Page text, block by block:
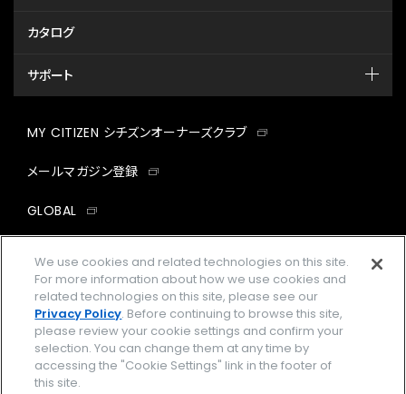
カタログ
サポート
MY CITIZEN シチズンオーナーズクラブ
メールマガジン登録
GLOBAL
facebookinstagramtwitter
企業情報 ご利用規約
プライバシーポリシー Cookies Settings
We use cookies and related technologies on this site.
For more information about how we use cookies and
related technologies on this site, please see our
Privacy Policy. Before continuing to browse this site,
please review your cookie settings and confirm your
selection. You can change them at any time by
accessing the "Cookie Settings" link in the footer of
this site.